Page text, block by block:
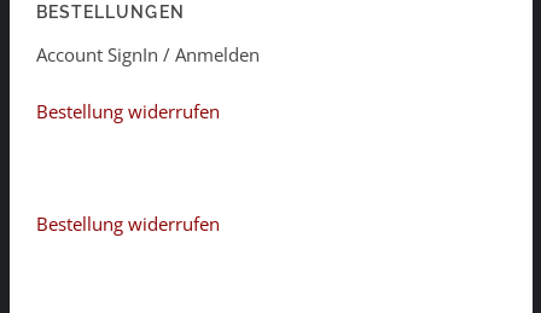
BESTELLUNGEN
Account SignIn / Anmelden
Bestellung widerrufen
Bestellung widerrufen